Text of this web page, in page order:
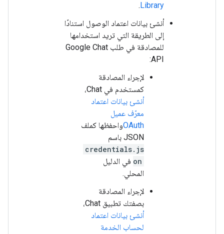
Library
.
أنشئ بيانات اعتماد الوصول استنادًا
إلى الطريقة التي تريد استخدامها
للمصادقة في طلب Google Chat
API:
لإجراء المصادقة
كمستخدم في Chat،
أنشئ بيانات اعتماد
معرّف عميل
OAuthواحفظها كملف
JSON باسم
credentials.js
on في الدليل
المحلي.
لإجراء المصادقة
بصفتك تطبيق Chat،
أنشئ بيانات اعتماد
لحساب الخدمة